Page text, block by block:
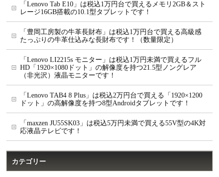
「Lenovo Tab E10」は税込1万円台で買えるメモリ2GB＆スト
レージ16GB搭載の10.1型タブレットです！
「豊岡工房製の牛革長財布」は税込1万円台で買える高級感
たっぷりの牛革仕込みな長財布です！（数量限定）
「Lenovo LI2215s モニター」は税込1万円未満で買えるフル
HD「1920×1080ドット」の解像度を持つ21.5型ノングレア
（非光沢）液晶モニターです！
「Lenovo TAB4 8 Plus」は税込2万円台で買える「1920×1200
ドット」の高解像度を持つ8型Androidタブレットです！
「maxzen JU55SK03」は税込5万円未満で買える55V型の4K対
応液晶テレビです！
カテゴリー